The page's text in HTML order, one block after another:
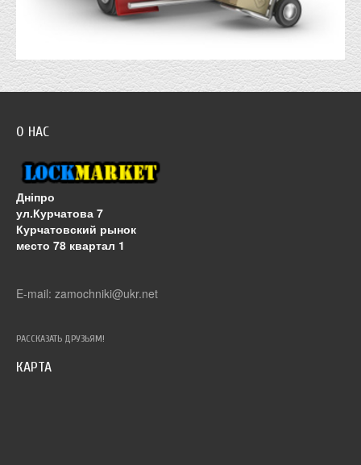
О НАС
Дніпро
ул.Курчатова 7
Курчатовский рынок
место 78 квартал 1
E-mail: zamochniki@ukr.net
РАССКАЗАТЬ ДРУЗЬЯМ!
КАРТА